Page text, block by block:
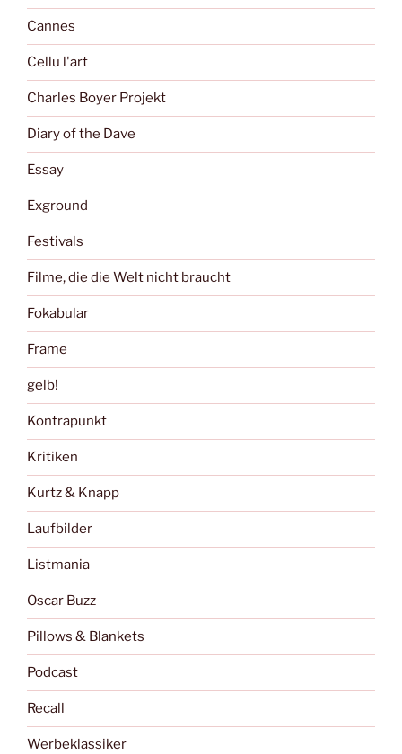
Cannes
Cellu l'art
Charles Boyer Projekt
Diary of the Dave
Essay
Exground
Festivals
Filme, die die Welt nicht braucht
Fokabular
Frame
gelb!
Kontrapunkt
Kritiken
Kurtz & Knapp
Laufbilder
Listmania
Oscar Buzz
Pillows & Blankets
Podcast
Recall
Werbeklassiker